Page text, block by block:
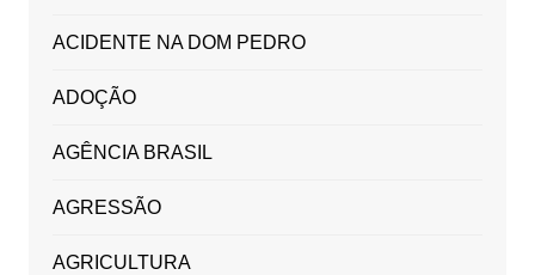
ACIDENTE NA DOM PEDRO
ADOÇÃO
AGÊNCIA BRASIL
AGRESSÃO
AGRICULTURA